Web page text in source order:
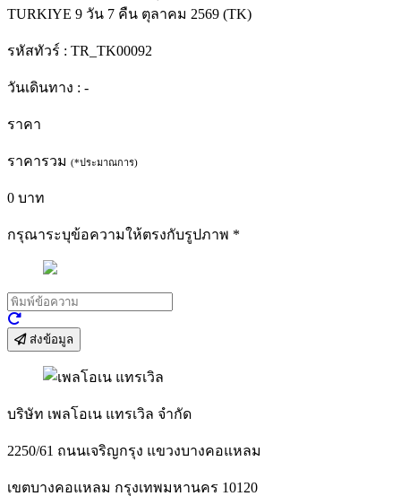
TURKIYE 9 วัน 7 คืน ตุลาคม 2569 (TK)
รหัสทัวร์ : TR_TK00092
วันเดินทาง : -
ราคา
ราคารวม (*ประมาณการ)
0 บาท
กรุณาระบุข้อความให้ตรงกับรูปภาพ *
ส่งข้อมูล
บริษัท เพลโอเน แทรเวิล จำกัด
2250/61 ถนนเจริญกรุง แขวงบางคอแหลม
เขตบางคอแหลม กรุงเทพมหานคร 10120